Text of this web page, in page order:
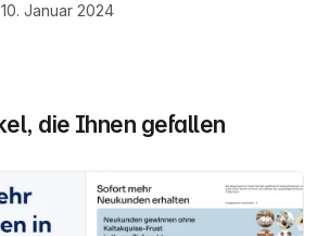
Januar 2024
die Ihnen gefallen